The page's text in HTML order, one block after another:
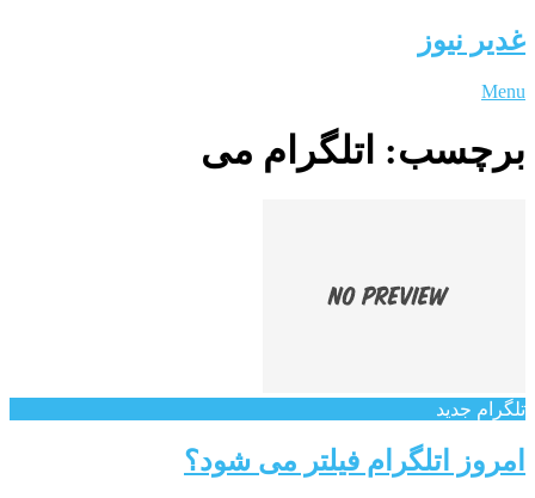
غدیر نیوز
Menu
برچسب: اتلگرام می
تلگرام جدید
امروز اتلگرام فیلتر می شود؟